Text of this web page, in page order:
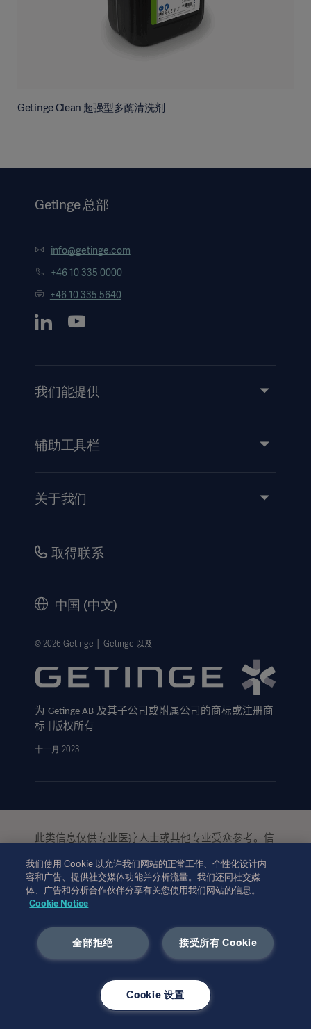
Getinge Clean 超强型多酶清洗剂
Getinge 总部
info@getinge.com
+46 10 335 0000
+46 10 335 5640
我们能提供
产品和解决方案
辅助工具栏
活动
关于我们
职业
隐私政策
网站免责声明
Cookie 注意事项
数据主体申请表
取得联系
中国 (中文)
© 2026 Getinge │ Getinge 以及
为 Getinge AB 及其子公司或附属公司的商标或注册商
标
版权所有
十一月 2023
此类信息仅供专业医疗人士或其他专业受众参考。信
议。对于任一方基于本材料的作为或不作为，Getinge
均不承担任何责任或义务。依赖此类信息的使用风险
完全由用户个人承担。
所提及的疗法、解决方案或产品可能在您的国家无法
使用或被禁止使用。未经
Getinge书面许可，不得复
制或使用全部或部分信息。
所表达的观点、意见和论断完全为受访者观点，不一
Getinge的观点。
我们使用 Cookie 以允许我们网站的正常工作、个性化设计内
容和广告、提供社交媒体功能并分析流量。我们还同社交媒
体、广告和分析合作伙伴分享有关您使用我们网站的信息。
Cookie Notice
接受所有 Cookie
全部拒绝
Cookie 设置